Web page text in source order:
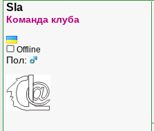
Sla
Команда клуба
Offline
Пол: